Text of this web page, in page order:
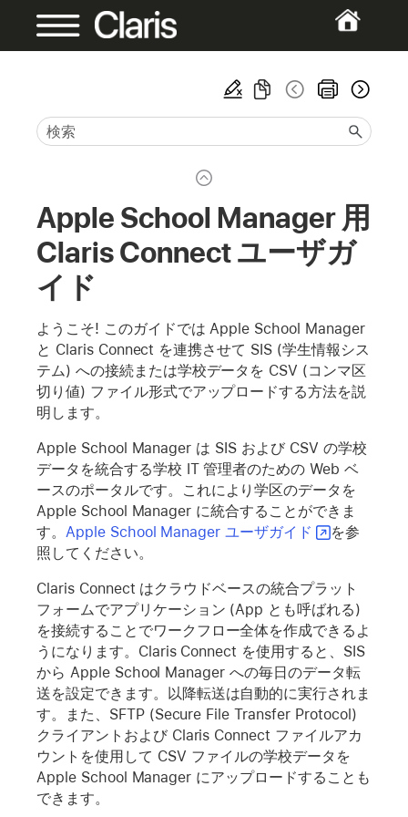
Apple School Manager 用
Claris Connect ユーザガ
イド
ようこそ! このガイドでは Apple School Manager
と Claris Connect を連携させて SIS (学生情報シス
テム) への接続または学校データを CSV (コンマ区
切り値) ファイル形式でアップロードする方法を説
明します。
Apple School Manager は SIS および CSV の学校
データを統合する学校 IT 管理者のための Web ベ
ースのポータルです。これにより学区のデータを
Apple School Manager に統合することができま
す。 Apple School Manager ユーザガイド
を参
照してください。
Claris Connect はクラウドベースの統合プラット
フォームでアプリケーション (App とも呼ばれる)
を接続することでワークフロー全体を作成できるよ
うになります。Claris Connect を使用すると、SIS
から Apple School Manager への毎日のデータ転
送を設定できます。以降転送は自動的に実行されま
す。また、SFTP (Secure File Transfer Protocol)
クライアントおよび Claris Connect ファイルアカ
ウントを使用して CSV ファイルの学校データを
Apple School Manager にアップロードすることも
できます。